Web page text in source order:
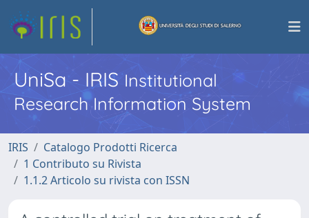
UniSa - IRISInstitutional
Research Information System
IRIS
Catalogo Prodotti Ricerca
1 Contributo su Rivista
1.1.2 Articolo su rivista con ISSN